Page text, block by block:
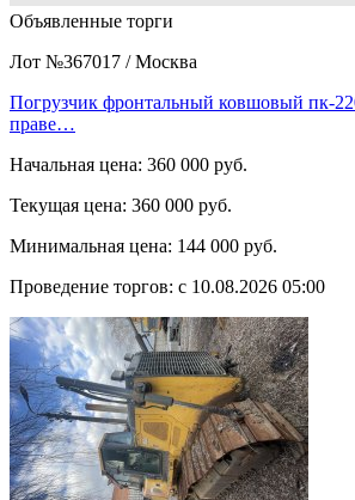
Объявленные торги
Лот №367017 / Москва
Погрузчик фронтальный ковшовый пк-
праве…
Начальная цена: 360 000 руб.
Текущая цена: 360 000 руб.
Минимальная цена: 144 000 руб.
Проведение торгов: с 10.08.2026 05:00